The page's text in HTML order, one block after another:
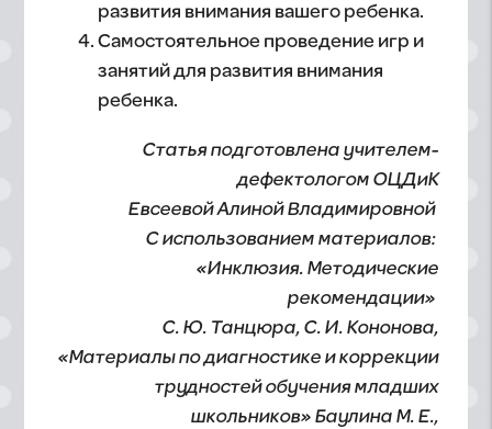
развития внимания вашего ребенка.
Самостоятельное проведение игр и
занятий для развития внимания
ребенка.
Статья подготовлена учителем-
дефектологом ОЦДиК
Евсеевой Алиной Владимировной
С использованием материалов:
«Инклюзия. Методические
рекомендации»
С. Ю. Танцюра, С. И. Кононова,
«Материалы по диагностике и коррекции
трудностей обучения младших
школьников» Баулина М. Е.,